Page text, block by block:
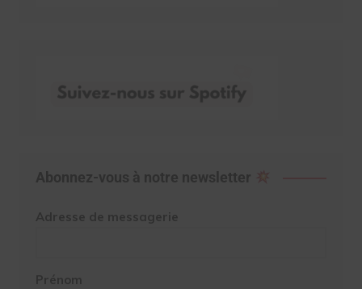
Abonnez-vous à notre newsletter
Adresse de messagerie
Prénom